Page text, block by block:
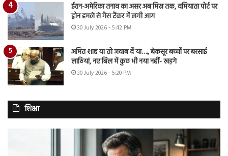
ईरान-अमेरिका तनाव का असर अब मिस्र तक, दमियाता पोर्ट पर
ड्रोन हमले से गैस टैंकर में लगी आग
30 July 2026 - 5:42 PM
अमित शाह या तो जवाब दें या…., बेकसूर बच्चों पर बरसाई
लाठियां, नए बिल में कुछ भी नया नहीं- खड़गे
30 July 2026 - 5:20 PM
शिक्षा